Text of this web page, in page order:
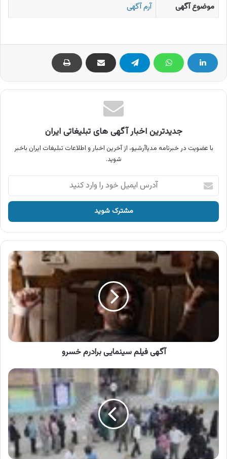
موضوع آگهی
آرم آگهی
جدیدترین اخبار آگهی های تبلیغاتی ایران
با عضویت در خبرنامه مدیاآرشیو، از آخرین اخبار و اطلاعات تبلیغات ایران باخبر
شوید.
آدرس
ایمیل
خود
وارد
کنید
آگهی
برادرم
آگهی فیلم سینمایی برادرم خسرو
آگهی
موسسه
اعتباری
ملل
،
شرکت
در
انتخابات